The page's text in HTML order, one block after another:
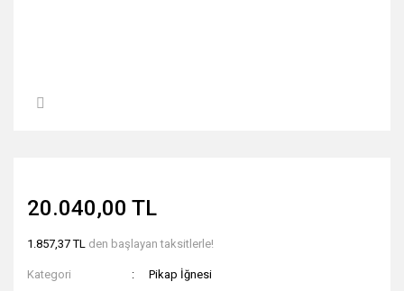
20.040,00 TL
1.857,37 TL den başlayan taksitlerle!
Kategori
Pikap İğnesi